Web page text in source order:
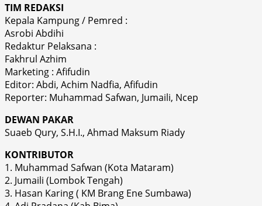
TIM REDAKSI
Kepala Kampung / Pemred :
Asrobi Abdihi
Redaktur Pelaksana :
Fakhrul Azhim
Marketing : Afifudin
Editor: Abdi, Achim Nadfia, Afifudin
Reporter: Muhammad Safwan, Jumaili, Ncep
DEWAN PAKAR
Suaeb Qury, S.H.I., Ahmad Maksum Riady
KONTRIBUTOR
1. Muhammad Safwan (Kota Mataram)
2. Jumaili (Lombok Tengah)
3. Hasan Karing ( KM Brang Ene Sumbawa)